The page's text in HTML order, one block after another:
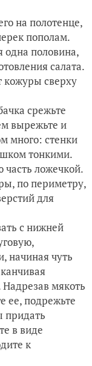
на полотенце,
пополам.
одна половина,
салата.
кожуры сверху
срежьте
вырежьте и
много: стенки
тонкими.
часть ложечкой.
по периметру,
для
с нижней
начиная чуть
мякоть
ее, подрежьте
придать
в виде
к